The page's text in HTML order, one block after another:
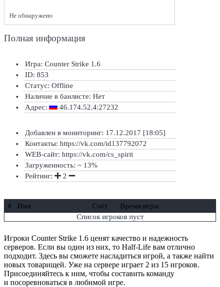
Не обнаружено
Полная информация
Игра: Counter Strike 1.6
ID: 853
Статус: Offline
Наличие в банлисте: Нет
Адрес:
46.174.52.4:27232
Добавлен в мониторинг: 17.12.2017 [18:05]
Контакты: https://vk.com/id137792072
WEB-сайт: https://vk.com/cs_spirit
Загруженность: ~ 13%
Рейтинг:
2
# Имя Счёт
Время игры
Список игроков пуст
Игроки Counter Strike 1.6 ценят качество и надежность
серверов. Если вы один из них, то Half-Life вам отлично
подходит. Здесь вы сможете насладиться игрой, а также найти
новых товарищей. Уже на сервере играет 2 из 15 игроков.
Присоединяйтесь к ним, чтобы составить команду
и посоревноваться в любимой игре.